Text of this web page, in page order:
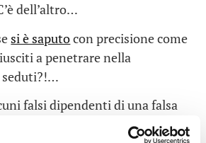
dell’altro…
si è saputocon precisione come
a penetrare nella
seduti?!…
falsi dipendenti di una falsa
su LinkedIn informazioni